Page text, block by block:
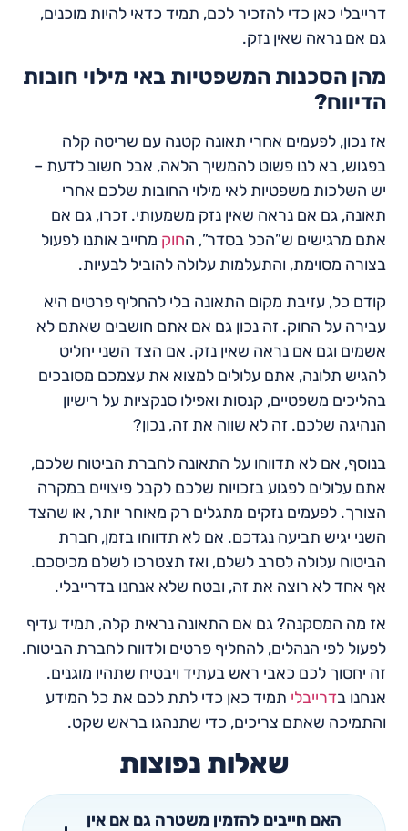
דרייבלי כאן כדי להזכיר לכם, תמיד כדאי להיות מוכנים,
גם אם נראה שאין נזק.
מהן הסכנות המשפטיות באי מילוי חובות
הדיווח?
אז נכון, לפעמים אחרי תאונה קטנה עם שריטה קלה
בפגוש, בא לנו פשוט להמשיך הלאה, אבל חשוב לדעת –
יש השלכות משפטיות לאי מילוי החובות שלכם אחרי
תאונה, גם אם נראה שאין נזק משמעותי. זכרו, גם אם
אתם מרגישים ש”הכל בסדר”, החוק מחייב אותנו לפעול
בצורה מסוימת, והתעלמות עלולה להוביל לבעיות.
קודם כל, עזיבת מקום התאונה בלי להחליף פרטים היא
עבירה על החוק. זה נכון גם אם אתם חושבים שאתם לא
אשמים וגם אם נראה שאין נזק. אם הצד השני יחליט
להגיש תלונה, אתם עלולים למצוא את עצמכם מסובכים
בהליכים משפטיים, קנסות ואפילו סנקציות על רישיון
הנהיגה שלכם. זה לא שווה את זה, נכון?
בנוסף, אם לא תדווחו על התאונה לחברת הביטוח שלכם,
אתם עלולים לפגוע בזכויות שלכם לקבל פיצויים במקרה
הצורך. לפעמים נזקים מתגלים רק מאוחר יותר, או שהצד
השני יגיש תביעה נגדכם. אם לא תדווחו בזמן, חברת
הביטוח עלולה לסרב לשלם, ואז תצטרכו לשלם מכיסכם.
אף אחד לא רוצה את זה, ובטח שלא אנחנו בדרייבלי.
אז מה המסקנה? גם אם התאונה נראית קלה, תמיד עדיף
לפעול לפי הנהלים, להחליף פרטים ולדווח לחברת הביטוח.
זה יחסוך לכם כאבי ראש בעתיד ויבטיח שתהיו מוגנים.
אנחנו בדרייבלי תמיד כאן כדי לתת לכם את כל המידע
והתמיכה שאתם צריכים, כדי שתנהגו בראש שקט.
שאלות נפוצות
האם חייבים להזמין משטרה גם אם אין